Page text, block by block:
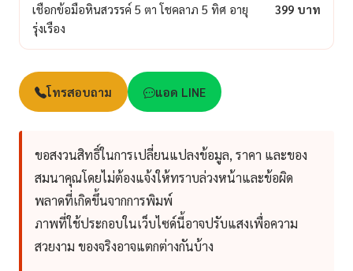
เชือกข้อมือหินสวรรค์ 5 ตา โชคลาภ 5 ทิศ อายุ
รุ่งเรือง
399 บาท
โทรสอบถาม แอด LINE
ขอสงวนสิทธิ์ในการเปลี่ยนแปลงข้อมูล, ราคา และของ
สมนาคุณโดยไม่ต้องแจ้งให้ทราบล่วงหน้าและข้อผิด
พลาดที่เกิดขึ้นจากการพิมพ์
ภาพที่ใช้ประกอบในเว็บไซด์นี้อาจปรับแสงเพื่อความ
สวยงาม ของจริงอาจแตกต่างกันบ้าง